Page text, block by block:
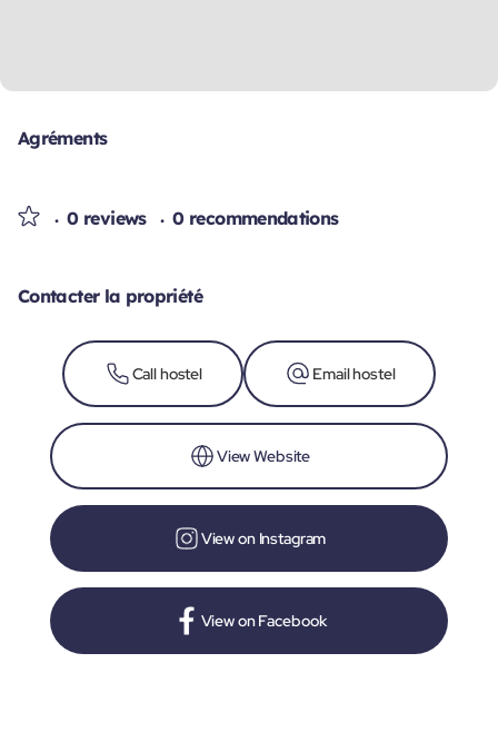
Agréments
0 reviews 0 recommendations
Contacter la propriété
Call hostel Email hostel
View Website
View on Instagram
View on Facebook